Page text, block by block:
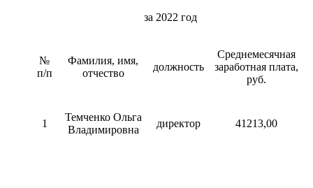
за 2022 год
№
п/п
Фамилия, имя,
отчество
должность
Среднемесячная
заработная плата,
руб.
1
Темченко Ольга
Владимировна
директор 41213,00